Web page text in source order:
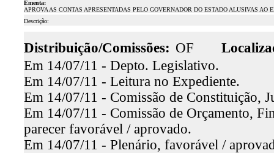
Ementa:
APROVA AS CONTAS APRESENTADAS PELO GOVERNADOR DO ESTADO ALUSIVAS AO
Descrição:
Distribuição/Comissões: OF
Em 14/07/11 - Depto. Legislativo.
Em 14/07/11 - Leitura no Expediente.
Em 14/07/11 - Comissão de Constituição,
Em 14/07/11 - Comissão de Orçamento,
parecer favorável / aprovado.
Em 14/07/11 - Plenário, favorável /